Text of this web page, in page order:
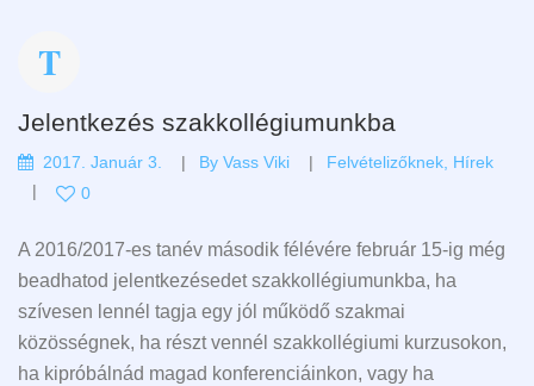
Jelentkezés szakkollégiumunkba
2017. Január 3. By Vass Viki Felvételizőknek Hírek
0
A 2016/2017-es tanév második félévére február 15-ig még
beadhatod jelentkezésedet szakkollégiumunkba, ha
szívesen lennél tagja egy jól működő szakmai
közösségnek, ha részt vennél szakkollégiumi kurzusokon,
ha kipróbálnád magad konferenciáinkon, vagy ha